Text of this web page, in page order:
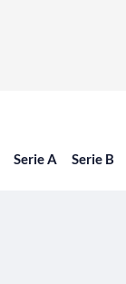
Serie A Serie B